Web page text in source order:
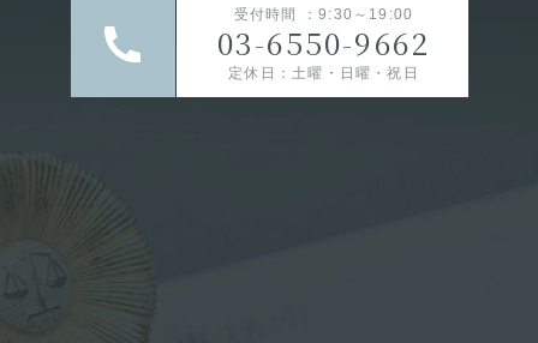
受付時間 ：9:30～19:00
03-6550-9662
定休日：土曜・日曜・祝日